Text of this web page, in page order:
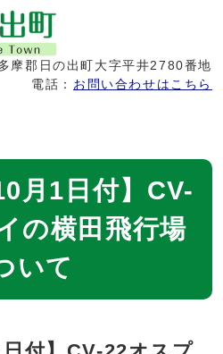
摩郡日の出町大字平井2780番地
電話： お問い合わせはこちら
月1日付】CV-
の横田飛行場
いて